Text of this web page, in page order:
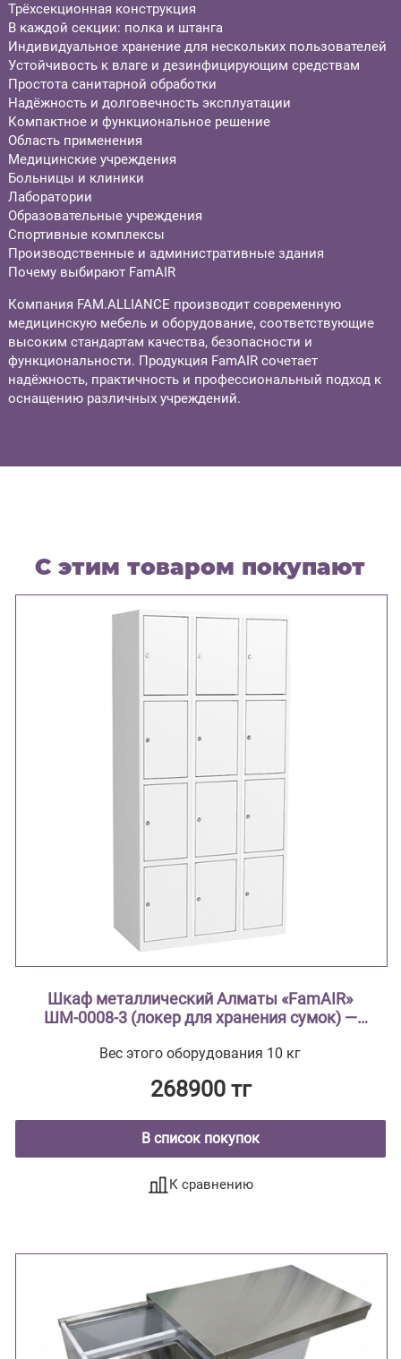
Трёхсекционная конструкция
В каждой секции: полка и штанга
Индивидуальное хранение для нескольких пользователей
Устойчивость к влаге и дезинфицирующим средствам
Простота санитарной обработки
Надёжность и долговечность эксплуатации
Компактное и функциональное решение
Область применения
Медицинские учреждения
Больницы и клиники
Лаборатории
Образовательные учреждения
Спортивные комплексы
Производственные и административные здания
Почему выбирают FamAIR
Компания FAM.ALLIANCE производит современную
медицинскую мебель и оборудование, соответствующие
высоким стандартам качества, безопасности и
функциональности. Продукция FamAIR сочетает
надёжность, практичность и профессиональный подход к
оснащению различных учреждений.
С этим товаром покупают
Шкаф металлический Алматы «FamAIR»
ШМ-0008-3 (локер для хранения сумок) —
Вес этого оборудования 10 кг
268900 тг
В список покупок
К сравнению